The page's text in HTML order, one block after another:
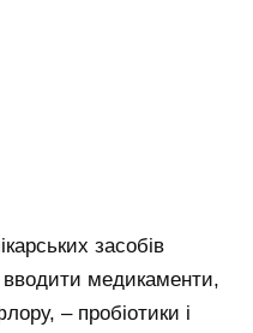
засобів
вводити медикаменти,
– пробіотики і